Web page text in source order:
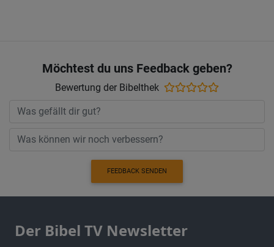
Möchtest du uns Feedback geben?
Bewertung der Bibelthek
FEEDBACK SENDEN
Der Bibel TV Newsletter